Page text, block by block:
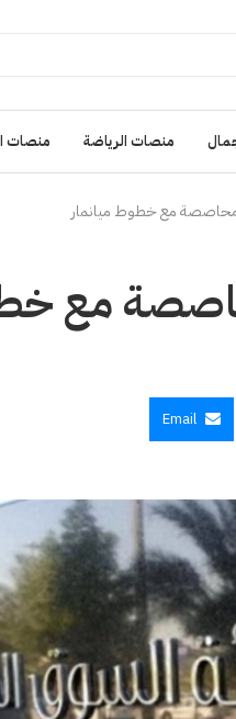
منصات الرياضة منصات
محاصصة مع خطوط ميانمار
مع
Email